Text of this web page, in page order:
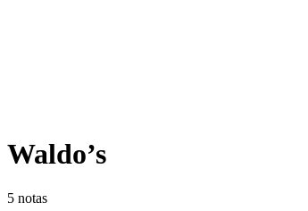
Waldo’s
5 notas